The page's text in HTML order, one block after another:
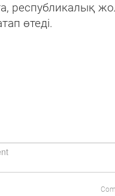
республикалық
өтеді.